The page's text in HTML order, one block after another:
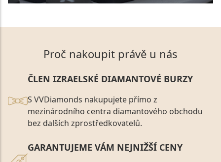
Proč nakoupit právě u nás
ČLEN IZRAELSKÉ DIAMANTOVÉ BURZY
S VVDiamonds nakupujete přímo z
mezinárodního centra diamantového obchodu
bez dalších zprostředkovatelů.
GARANTUJEME VÁM NEJNIŽŠÍ CENY